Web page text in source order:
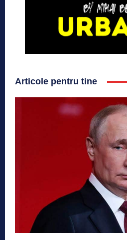
Articole pentru tine